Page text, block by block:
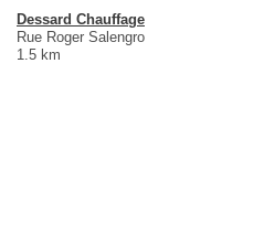
Dessard Chauffage
Rue Roger Salengro
1.5 km